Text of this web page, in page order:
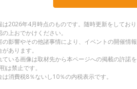
2026年4月時点のものです。随時更新をしてお
上おでかけください。
影響やその他諸事情により、イベントの開催情
あります。
いる画像は取材先から本ページへの掲載の許諾
)は禁止です。
消費税8％ないし10％の内税表示です。